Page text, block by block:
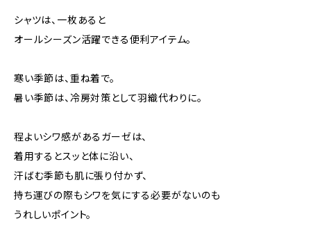
シャツは、一枚あると
オールシーズン活躍できる便利アイテム。
寒い季節は、重ね着で。
暑い季節は、冷房対策として羽織代わりに。
程よいシワ感があるガーゼは、
着用するとスッと体に沿い、
汗ばむ季節も肌に張り付かず、
持ち運びの際もシワを気にする必要がないのも
うれしいポイント。